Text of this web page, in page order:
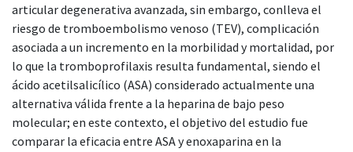
articular degenerativa avanzada, sin embargo, conlleva el
riesgo de tromboembolismo venoso (TEV), complicación
asociada a un incremento en la morbilidad y mortalidad, por
lo que la tromboprofilaxis resulta fundamental, siendo el
ácido acetilsalicílico (ASA) considerado actualmente una
alternativa válida frente a la heparina de bajo peso
molecular; en este contexto, el objetivo del estudio fue
comparar la eficacia entre ASA y enoxaparina en la